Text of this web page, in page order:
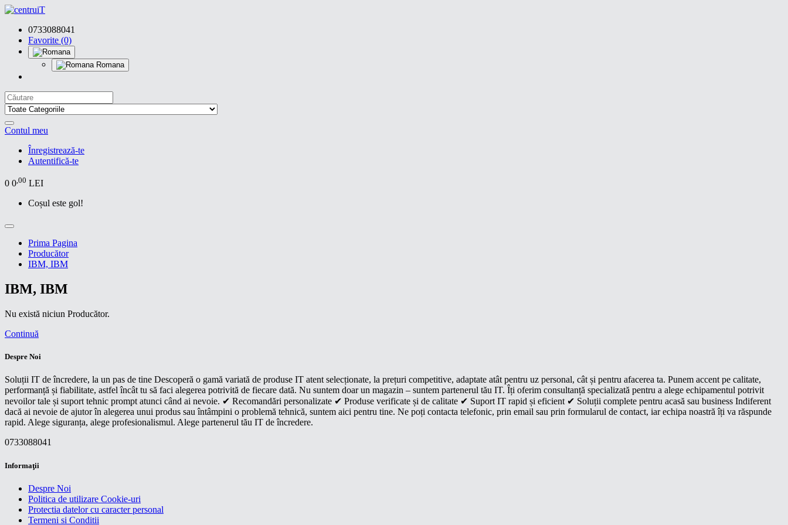
0733088041
Favorite (0)
Romana
Contul meu
Înregistrează-te
Autentifică-te
0 0,00 LEI
Coșul este gol!
Prima Pagina
Producător
IBM, IBM
IBM, IBM
Nu există niciun Producător.
Continuă
Despre Noi
Soluții IT de încredere, la un pas de tine Descoperă o gamă variată de produse IT atent selecționate, la prețuri competitive, adaptate atât pentru uz personal, cât și pentru afacerea ta. Punem accent pe calitate,
performanță și fiabilitate, astfel încât tu să faci alegerea potrivită de fiecare dată. Nu suntem doar un magazin – suntem partenerul tău IT. Îți oferim consultanță specializată pentru a alege echipamentul potrivit
nevoilor tale și suport tehnic prompt atunci când ai nevoie. ✔ Recomandări personalizate ✔ Produse verificate și de calitate ✔ Suport IT rapid și eficient ✔ Soluții complete pentru acasă sau business Indiferent
dacă ai nevoie de ajutor în alegerea unui produs sau întâmpini o problemă tehnică, suntem aici pentru tine. Ne poți contacta telefonic, prin email sau prin formularul de contact, iar echipa noastră îți va răspunde
rapid. Alege siguranța, alege profesionalismul. Alege partenerul tău IT de încredere.
0733088041
Informaţii
Despre Noi
Politica de utilizare Cookie-uri
Protectia datelor cu caracter personal
Termeni si Conditii